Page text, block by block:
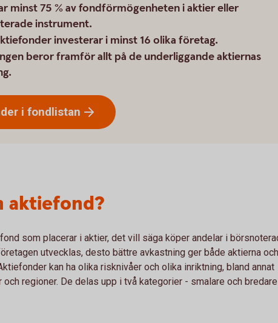
minst 75 % av fondförmögenheten i aktier eller
instrument.
investerar i minst 16 olika företag.
beror framför allt på de underliggande aktiernas
i fondlistan
aktiefond?
som placerar i aktier, det vill säga köper andelar i
utvecklas, desto bättre avkastning ger både aktierna och
kan ha olika risknivåer och olika inriktning, bland annat
och regioner. De delas upp i två kategorier - smalare och bredare